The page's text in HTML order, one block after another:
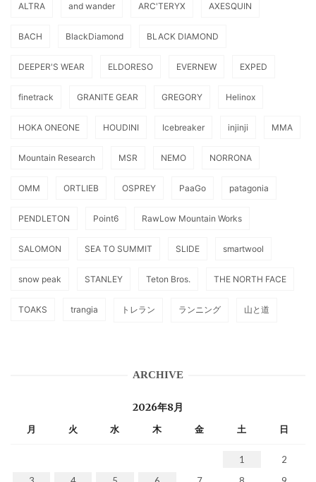
ALTRA and wander ARC'TERYX AXESQUIN
BACH BlackDiamond BLACK DIAMOND
DEEPER'S WEAR ELDORESO EVERNEW EXPED
finetrack GRANITE GEAR GREGORY Helinox
HOKA ONEONE HOUDINI Icebreaker injinji MMA
Mountain Research MSR NEMO NORRONA
OMM ORTLIEB OSPREY PaaGo patagonia
PENDLETON Point6 RawLow Mountain Works
SALOMON SEA TO SUMMIT SLIDE smartwool
snow peak STANLEY Teton Bros. THE NORTH FACE
TOAKS trangia トレラン ランニング 山と道
ARCHIVE
2026年8月
月 火 水 木 金 土 日
1
2